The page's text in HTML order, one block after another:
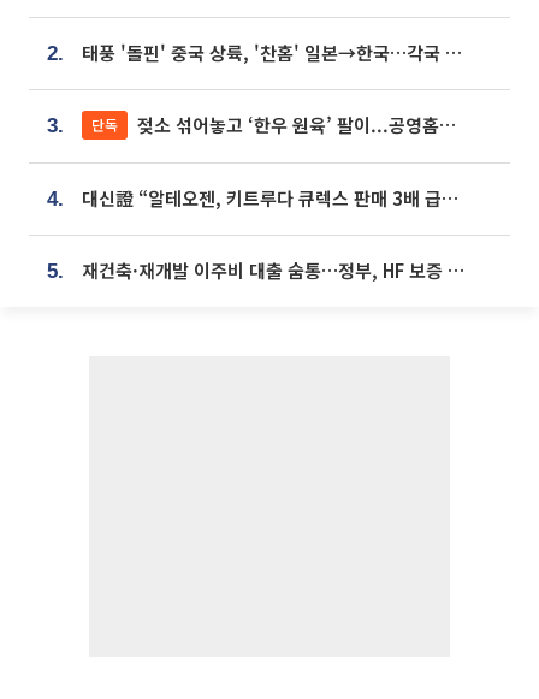
2. 태풍 '돌핀' 중국 상륙, '찬홈' 일본→한국…각국 기상청 예상 경로는?
3. 단독 젖소 섞어놓고 ‘한우 원육’ 팔이...공영홈쇼핑 표기·검증 구멍
4. 대신證 “알테오젠, 키트루다 큐렉스 판매 3배 급증…목표가 41만원 상향”
5. 재건축·재개발 이주비 대출 숨통…정부, HF 보증 신설 추진